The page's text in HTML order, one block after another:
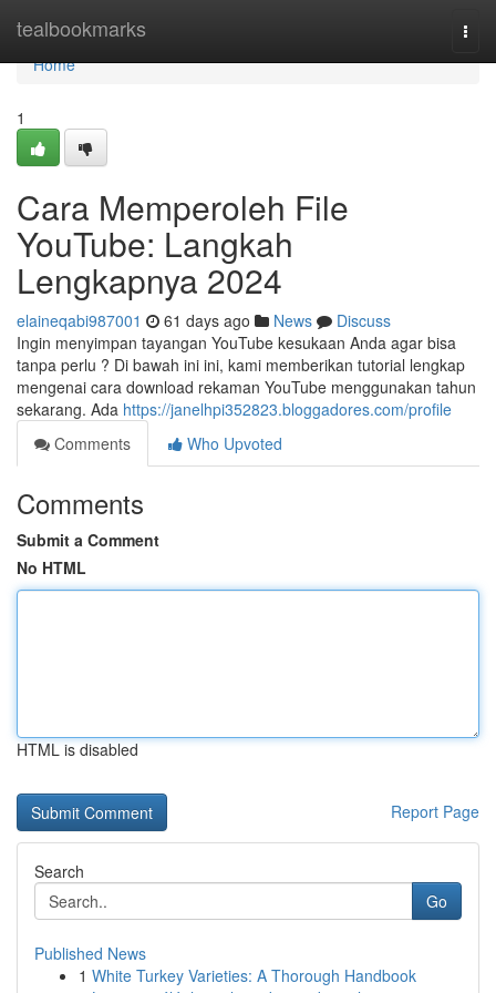
tealbookmarks
Home
Home
1
Cara Memperoleh File
YouTube: Langkah
Lengkapnya 2024
elaineqabi987001 61 days ago News
Discuss
Ingin menyimpan tayangan YouTube kesukaan Anda agar bisa
tanpa perlu ? Di bawah ini ini, kami memberikan tutorial lengkap
mengenai cara download rekaman YouTube menggunakan tahun
sekarang. Ada https://janelhpi352823.bloggadores.com/profile
Comments
Who Upvoted
Comments
Submit a Comment
No HTML
HTML is disabled
Report Page
Search
Go
Published News
1 White Turkey Varieties: A Thorough Handbook